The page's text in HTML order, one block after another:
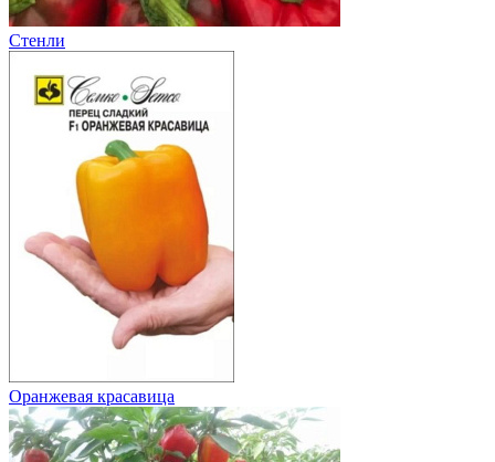
Стенли
Оранжевая красавица